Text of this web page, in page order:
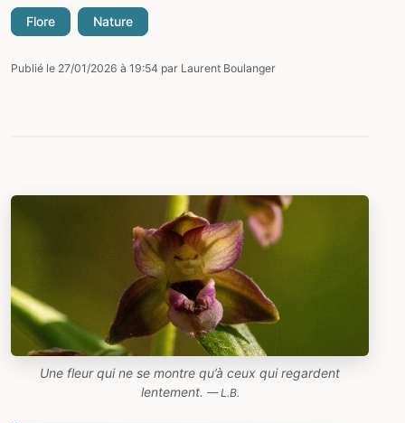
Flore Nature
Publié le 27/01/2026 à 19:54 par Laurent Boulanger
Une fleur qui ne se montre qu’à ceux qui regardent
lentement. — L.B.